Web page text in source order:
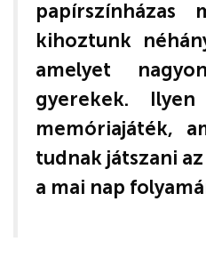
papírszínházas
kihoztunk
amelyet
gyerekek.
memóriajáték,
tudnak játszani
a mai nap